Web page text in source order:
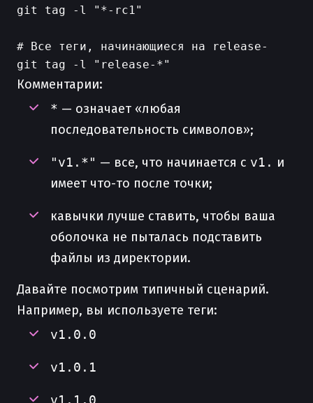
git tag -l "*-rc1"
# Все теги, начинающиеся на release-
Комментарии:
* — означает «любая
последовательность символов»;
"v1.*" — все, что начинается с v1. и
имеет что-то после точки;
кавычки лучше ставить, чтобы ваша
оболочка не пыталась подставить
файлы из директории.
Давайте посмотрим типичный сценарий.
Например, вы используете теги:
v1.0.0
v1.0.1
v1.1.0